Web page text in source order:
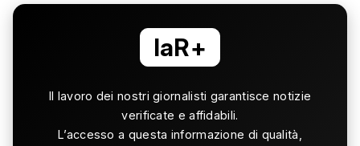
laR+
Il lavoro dei nostri giornalisti garantisce notizie
verificate e affidabili.
L’accesso a questa informazione di qualità,